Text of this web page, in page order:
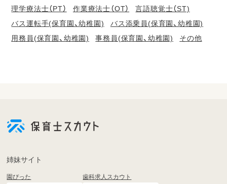
理学療法士（PT）
作業療法士（OT）
言語聴覚士（ST)
バス運転手(保育園、幼稚園)
バス添乗員(保育園、幼稚園)
用務員(保育園、幼稚園)
事務員(保育園、幼稚園) その他
登
く
姉妹サイト
園ぴった 歯科求人スカウト